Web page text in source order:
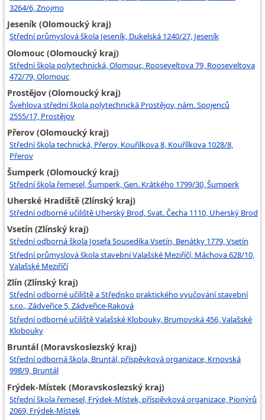
3264/6, Znojmo
Jeseník (Olomoucký kraj)
Střední průmyslová škola Jeseník, Dukelská 1240/27, Jeseník
Olomouc (Olomoucký kraj)
Střední škola polytechnická, Olomouc, Rooseveltova 79, Rooseveltova
472/79, Olomouc
Prostějov (Olomoucký kraj)
Švehlova střední škola polytechnická Prostějov, nám. Spojenců
2555/17, Prostějov
Přerov (Olomoucký kraj)
Střední škola technická, Přerov, Kouřílkova 8, Kouřílkova 1028/8,
Přerov
Šumperk (Olomoucký kraj)
Střední škola řemesel, Šumperk, Gen. Krátkého 1799/30, Šumperk
Uherské Hradiště (Zlínský kraj)
Střední odborné učiliště Uherský Brod, Svat. Čecha 1110, Uherský Brod
Vsetín (Zlínský kraj)
Střední odborná škola Josefa Sousedíka Vsetín, Benátky 1779, Vsetín
Střední průmyslová škola stavební Valašské Meziříčí, Máchova 628/10,
Valašské Meziříčí
Zlín (Zlínský kraj)
Střední odborné učiliště a Středisko praktického vyučování stavební
s.r.o., Zádveřice 5, Zádveřice-Raková
Střední odborné učiliště Valašské Klobouky, Brumovská 456, Valašské
Klobouky
Bruntál (Moravskoslezský kraj)
Střední odborná škola, Bruntál, příspěvková organizace, Krnovská
998/9, Bruntál
Frýdek-Místek (Moravskoslezský kraj)
Střední škola řemesel, Frýdek-Místek, příspěvková organizace, Pionýrů
2069, Frýdek-Místek